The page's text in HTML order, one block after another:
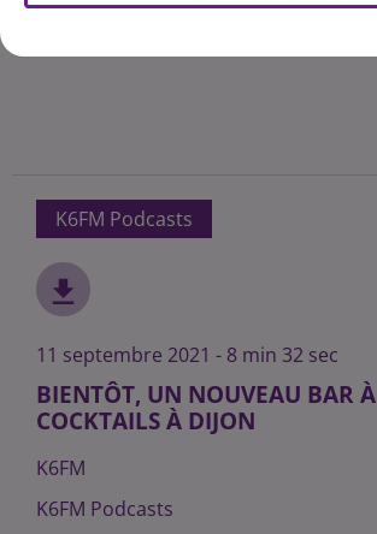
K6FM Podcasts
11 septembre 2021 - 8 min 32 sec
BIENTÔT, UN NOUVEAU BAR À
COCKTAILS À DIJON
K6FM
K6FM Podcasts